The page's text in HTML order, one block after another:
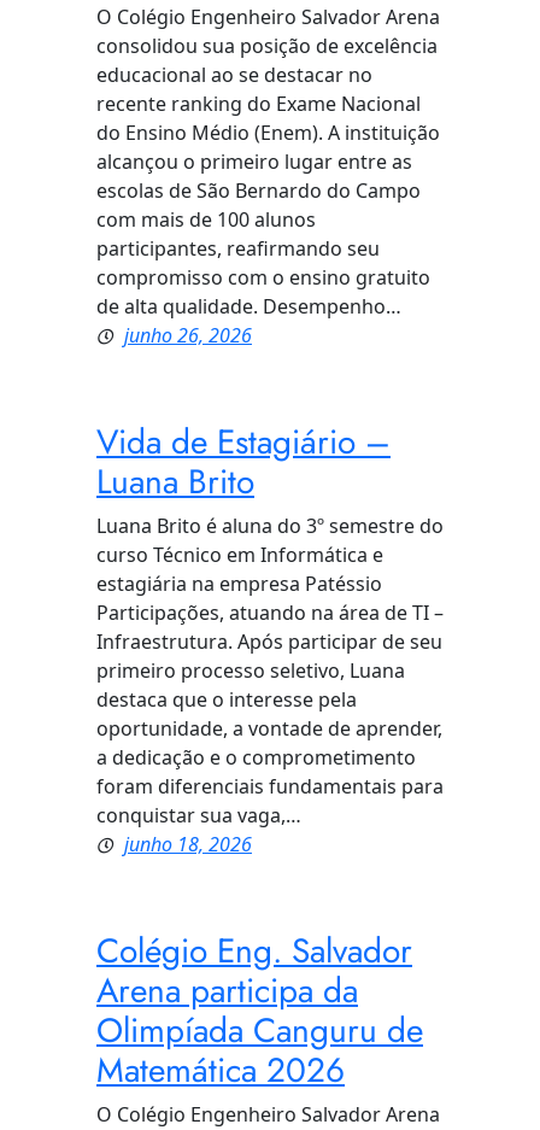
O Colégio Engenheiro Salvador Arena
consolidou sua posição de excelência
educacional ao se destacar no
recente ranking do Exame Nacional
do Ensino Médio (Enem). A instituição
alcançou o primeiro lugar entre as
escolas de São Bernardo do Campo
com mais de 100 alunos
participantes, reafirmando seu
compromisso com o ensino gratuito
de alta qualidade. Desempenho…
junho 26, 2026
Vida de Estagiário –
Luana Brito
Luana Brito é aluna do 3º semestre do
curso Técnico em Informática e
estagiária na empresa Patéssio
Participações, atuando na área de TI –
Infraestrutura. Após participar de seu
primeiro processo seletivo, Luana
destaca que o interesse pela
oportunidade, a vontade de aprender,
a dedicação e o comprometimento
foram diferenciais fundamentais para
conquistar sua vaga,…
junho 18, 2026
Colégio Eng. Salvador
Arena participa da
Olimpíada Canguru de
Matemática 2026
O Colégio Engenheiro Salvador Arena